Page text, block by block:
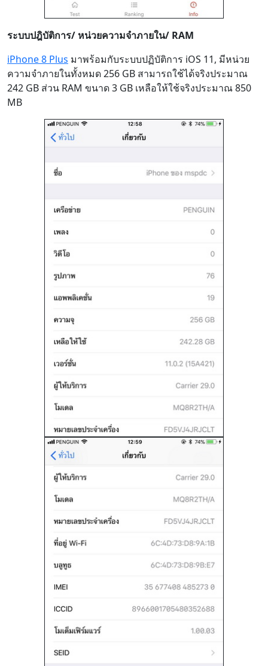
ระบบปฎิบัติการ/ หน่วยความจำภายใน/ RAM
iPhone 8 Plus มาพร้อมกับระบบปฏิบัติการ iOS 11, มีหน่วย
ความจำภายในทั้งหมด 256 GB สามารถใช้ได้จริงประมาณ
242 GB ส่วน RAM ขนาด 3 GB เหลือให้ใช้จริงประมาณ 850
MB